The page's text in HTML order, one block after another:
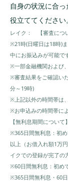
自身の状況に合
役立ててください。
レイク： 【審査につ
※21時(日曜日は18時)
中にお振込みが可能で
※一部金融機関および
※審査結果をご確認い
分～19時)
※上記以外の時間帯は
※お申込みの時間帯に
【無利息期間について】
※365日間無利息：初
以上（お借入れ額1万
イクでの登録が完了の
※60日間無利息：初め
※365日間無利息・60